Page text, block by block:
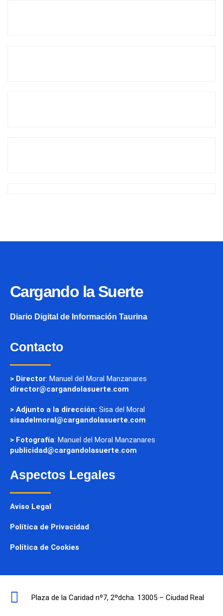
Cargando la Suerte
Diario Digital de Información Taurina
Contacto
> Director: Manuel del Moral Manzanares
director@cargandolasuerte.com
> Adjunto a la dirección: Sisa del Moral
sisadelmoral@cargandolasuerte.com
> Fotografía: Manuel del Moral Manzanares
publicidad@cargandolasuerte.com
Aspectos Legales
Aviso Legal
Política de Privacidad
Política de Cookies
Plaza de la Caridad nº7, 2ºdcha. 13005 – Ciudad Real